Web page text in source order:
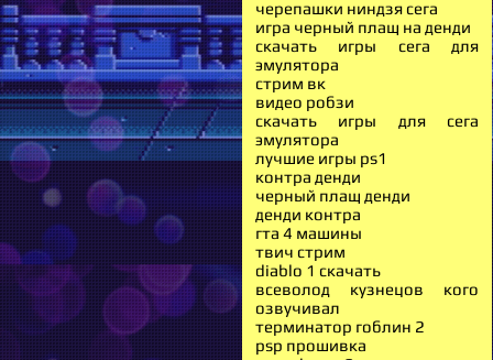
черепашки ниндзя сега
игра черный плащ на денди
скачать игры сега для
эмулятора
стрим вк
видео робзи
скачать игры для сега
эмулятора
лучшие игры ps1
контра денди
черный плащ денди
денди контра
гта 4 машины
твич стрим
diablo 1 скачать
всеволод кузнецов кого
озвучивал
терминатор гоблин 2
psp прошивка